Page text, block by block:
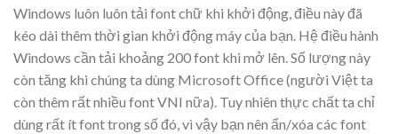
Windows luôn luôn tải font chữ khi khởi động, điều này đã
kéo dài thêm thời gian khởi động máy của bạn. Hệ điều hành
Windows cần tải khoảng 200 font khi mở lên. Số lượng này
còn tăng khi chúng ta dùng Microsoft Office (người Việt ta
còn thêm rất nhiều font VNI nữa). Tuy nhiên thực chất ta chỉ
dùng rất ít font trong số đó, vì vậy bạn nên ẩn/xóa các font